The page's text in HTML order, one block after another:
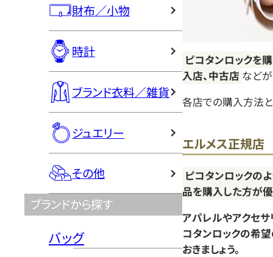
財布／小物
時計
ブランド衣料／雑貨
ジュエリー
その他
ブランドから探す
バッグ
ピコタンロックを
入店、中古店 などが
各店での購入方法と
エルメス正規店
ピコタンロックの
品を購入した方が
アパレルやアクセ
コタンロックの希
おきましょう。